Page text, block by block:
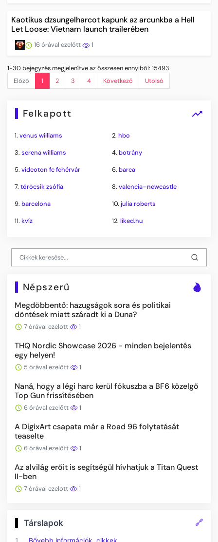
Kaotikus dzsungelharcot kapunk az arcunkba a Hell
Let Loose: Vietnam launch trailerében
16 órával ezelőtt 1
1-30 bejegyzés megjelenítve az összesen ennyiből: 15493.
Előző
1 2 3 4 Következő Utolsó
Felkapott
1. venus williams 2. hbo
3. serena williams 4. botrány
5. videoton fc fehérvár 6. barca
7. törőcsik zsófia 8. valencia–newcastle
9. barcelona 10. julia roberts
11. kvíz 12. liked.hu
Népszerű
Megdöbbentő: hazugságok sora és politikai
döntések miatt száradt ki a Duna?
7 órával ezelőtt 1
THQ Nordic Showcase 2026 - minden bejelentés
egy helyen!
5 órával ezelőtt 1
Naná, hogy a légi harc kerül fókuszba a BF6 közelgő
Top Gun frissítésében
6 órával ezelőtt 1
A DigixArt csapata már a Road 96 folytatását
teaselte
6 órával ezelőtt 1
Az alvilág erőit is segítségül hívhatjuk a Titan Quest
II-ben
7 órával ezelőtt 1
Társlapok 🔗
1. Bővebb információk, cikkek